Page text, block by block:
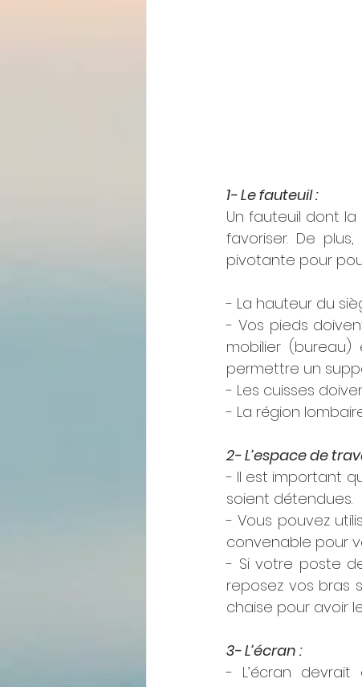
1- Le fauteuil :
Un fauteuil dont
favoriser. De
pivotante pour
- La hauteur du
- Vos pieds
mobilier
permettre un
- Les cuisses
- La région
2- L’espace de
- Il est important
soient détendues.
- Vous pouvez
convenable pour
- Si votre poste
reposez vos bras
chaise pour avoir
3- L’écran :
- L’écran